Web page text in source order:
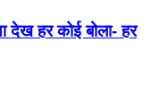
देख हर कोई बोला- हर